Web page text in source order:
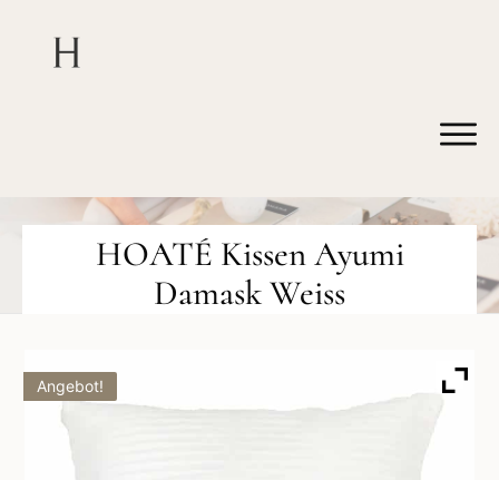
HOATÉ Kissen Ayumi
Damask Weiss
Angebot!